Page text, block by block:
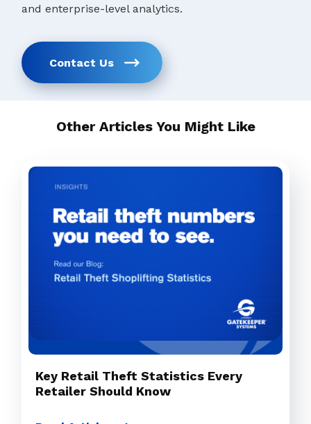
and enterprise-level analytics.
Contact Us
Other Articles You Might Like
Key Retail Theft Statistics Every
Retailer Should Know